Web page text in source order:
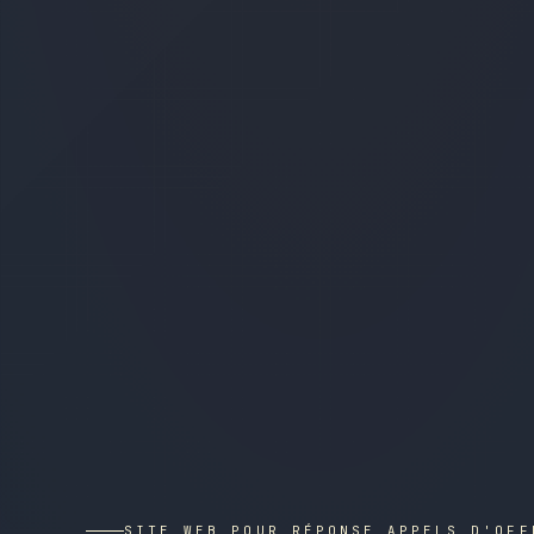
SITE WEB POUR RÉPONSE APPELS